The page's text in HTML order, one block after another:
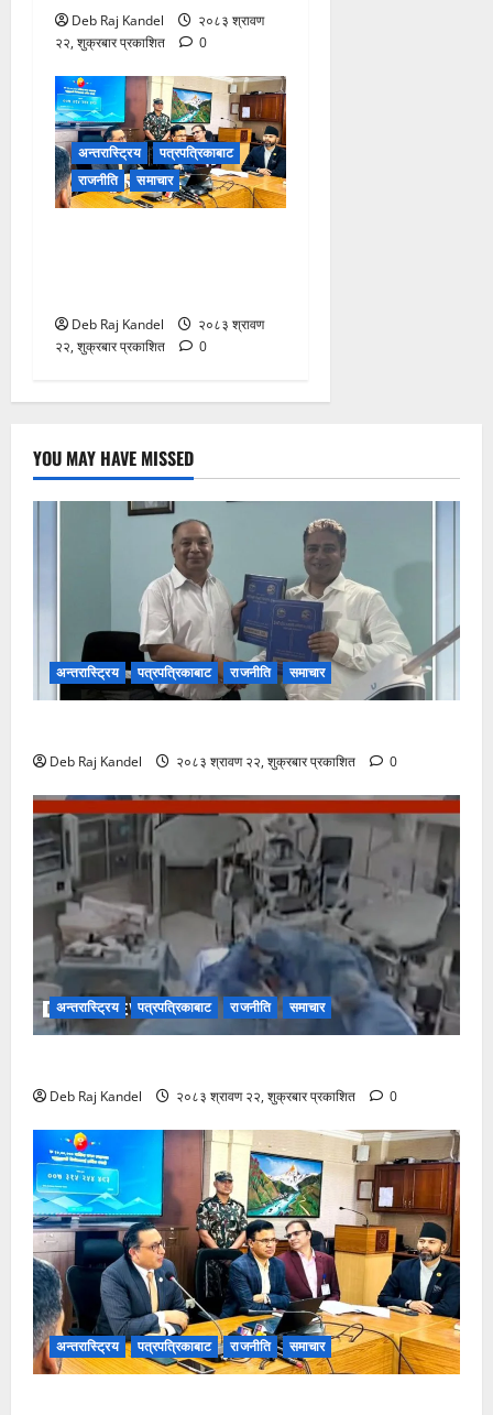
Deb Raj Kandel
२०८३ श्रावण
२२, शुक्रबार प्रकाशित
0
अन्तरास्ट्रिय
पत्रपत्रिकाबाट
राजनीति
समाचार
Deb Raj Kandel
२०८३ श्रावण
२२, शुक्रबार प्रकाशित
0
YOU MAY HAVE MISSED
अन्तरास्ट्रिय पत्रपत्रिकाबाट राजनीति समाचार
Deb Raj Kandel २०८३ श्रावण २२, शुक्रबार प्रकाशित 0
अन्तरास्ट्रिय पत्रपत्रिकाबाट राजनीति समाचार
Deb Raj Kandel २०८३ श्रावण २२, शुक्रबार प्रकाशित 0
अन्तरास्ट्रिय पत्रपत्रिकाबाट राजनीति समाचार